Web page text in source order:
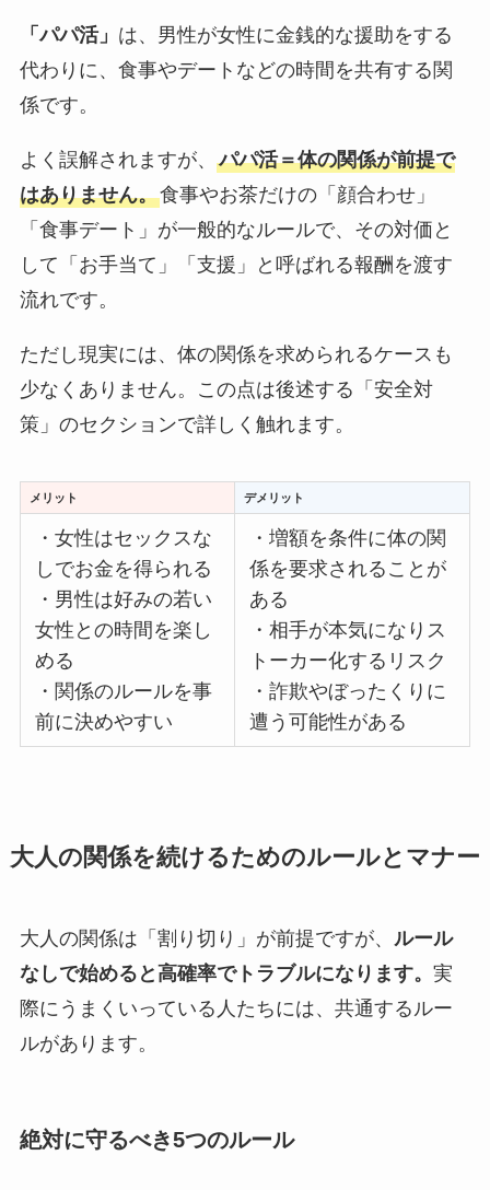
「パパ活」 は、男性が女性に金銭的な援助をする
代わりに、食事やデートなどの時間を共有する関
係です。
よく誤解されますが、 パパ活＝体の関係が前提で
はありません。食事やお茶だけの「顔合わせ」
「食事デート」が一般的なルールで、その対価と
して「お手当て」「支援」と呼ばれる報酬を渡す
流れです。
ただし現実には、体の関係を求められるケースも
少なくありません。この点は後述する「安全対
策」のセクションで詳しく触れます。
メリット デメリット
・女性はセックスな
しでお金を得られる
・男性は好みの若い
女性との時間を楽し
める
・関係のルールを事
前に決めやすい
・増額を条件に体の関
係を要求されることが
ある
・相手が本気になりス
トーカー化するリスク
・詐欺やぼったくりに
遭う可能性がある
大人の関係を続けるためのルールとマナー
大人の関係は「割り切り」が前提ですが、 ルール
なしで始めると高確率でトラブルになります。 実
際にうまくいっている人たちには、共通するルー
ルがあります。
絶対に守るべき5つのルール